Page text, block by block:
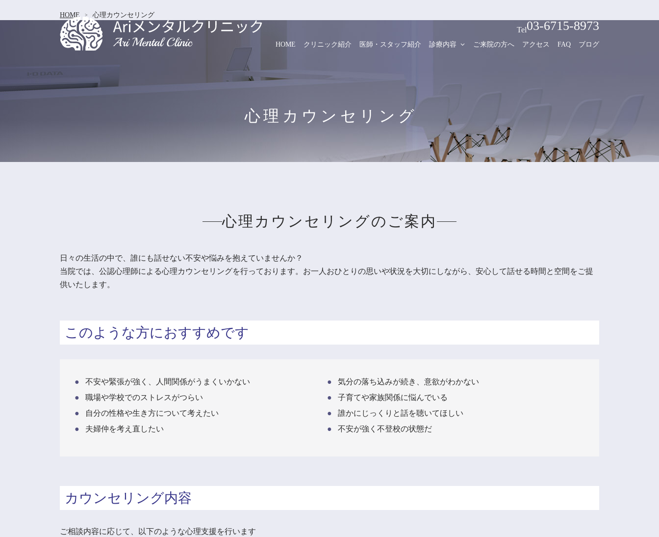
Ariメンタルクリニック 03-6715-8973
HOME クリニック紹介 医師・スタッフ紹介 診療内容 ご来院の方へ アクセス FAQ ブログ
HOME 心理カウンセリング
心理カウンセリング
心理カウンセリングのご案内
日々の生活の中で、誰にも話せない不安や悩みを抱えていませんか？
当院では、公認心理師による心理カウンセリングを行っております。お一人おひとりの思いや状況を大切にしながら、安心して話せる時間と空間をご提
供いたします。
このような方におすすめです
不安や緊張が強く、人間関係がうまくいかない
気分の落ち込みが続き、意欲がわかない
職場や学校でのストレスがつらい
子育てや家族関係に悩んでいる
自分の性格や生き方について考えたい
誰かにじっくりと話を聴いてほしい
夫婦仲を考え直したい
不安が強く不登校の状態だ
カウンセリング内容
ご相談内容に応じて、以下のような心理支援を行います